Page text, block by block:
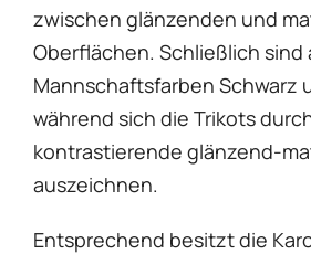
zwischen glänzenden und
Oberflächen. Schließlich sind
Mannschaftsfarben Schwarz
während sich die Trikots
kontrastierende glänzend-
auszeichnen.
Entsprechend besitzt die